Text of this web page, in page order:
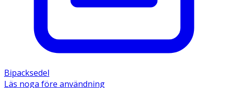
Bipacksedel
Läs noga före användning